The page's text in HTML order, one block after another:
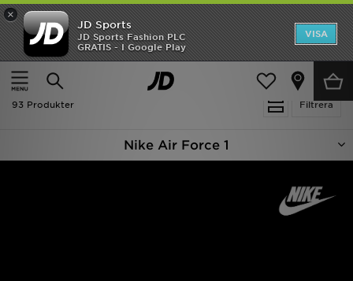
×
JD Sports
JD Sports Fashion PLC
GRATIS - I Google Play
VISA
Ny termin, ny stil Essentials för skolstarten
Hem
Nike Air Force 1
Filtrera
93 Produkter
Nike Air Force 1
Hem
Rea